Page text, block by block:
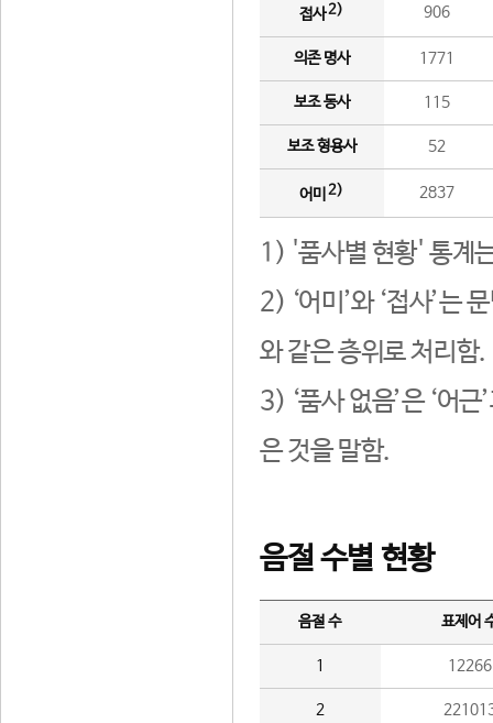
접사2) 906
의존 명사 1771
보조 동사 115
보조 형용사 52
어미 2) 2837
1) '품사별 현황' 통계
2) ‘어미’와 ‘접사’는
와 같은 층위로 처리함.
3) ‘품사 없음’은 ‘어
은 것을 말함.
음절 수별 현황
음절 수 표제어
1 12266
2